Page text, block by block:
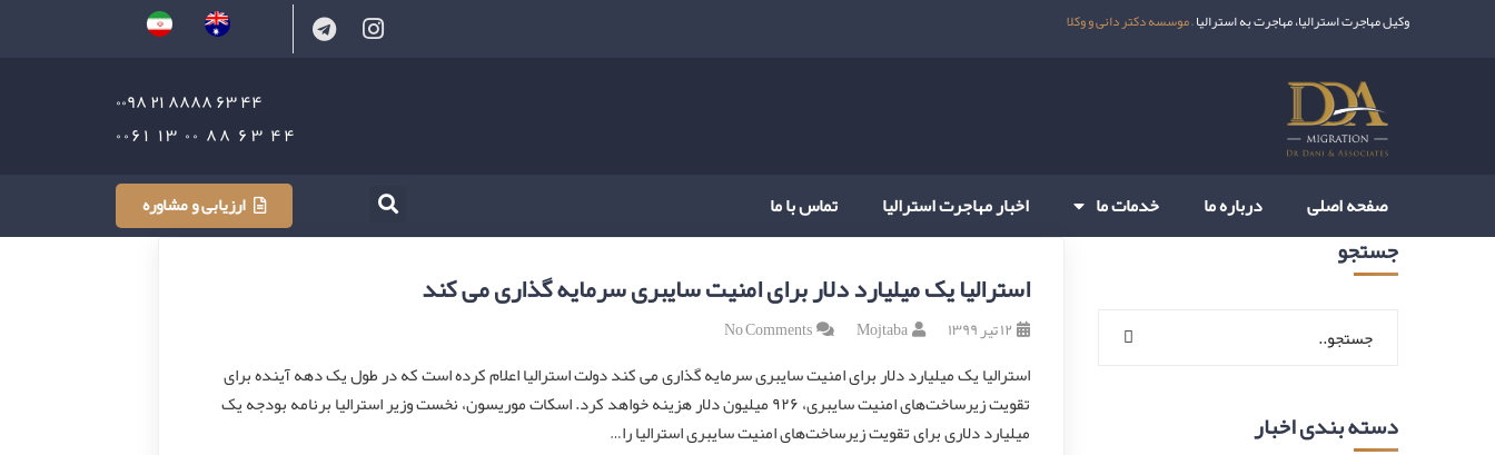
وکیل مهاجرت استرالیا، مهاجرت به استرالیا –موسسه دکتر دانی و وکلا
۴۴ ۶۳ ۸۸۸۸ ۲۱ ۰۰۹۸
۴۴ ۶۳ ۸۸ ۰۰ ۱۳ ۰۰۶۱
صفحه اصلی
درباره ما خدمات ما اخبار مهاجرت استرالیا تماس با ما ارزیابی و مشاوره
استرالیا یک میلیارد دلار برای امنیت سایبری سرمایه گذاری می کند
۱۲ تیر ۱۳۹۹ Mojtaba
No Comments
استرالیا یک میلیارد دلار برای امنیت سایبری سرمایه گذاری می کند دولت استرالیا اعلام کرده ‌است که در طول یک دهه آینده برای
تقویت زیرساخت‌های امنیت سایبری، ۹۲۶ میلیون دلار هزینه خواهد کرد. اسکات موریسون، نخست وزیر استرالیا برنامه بودجه یک
میلیارد دلاری برای تقویت زیرساخت‌های امنیت سایبری استرالیا را…
جستجو
دسته بندی اخبار